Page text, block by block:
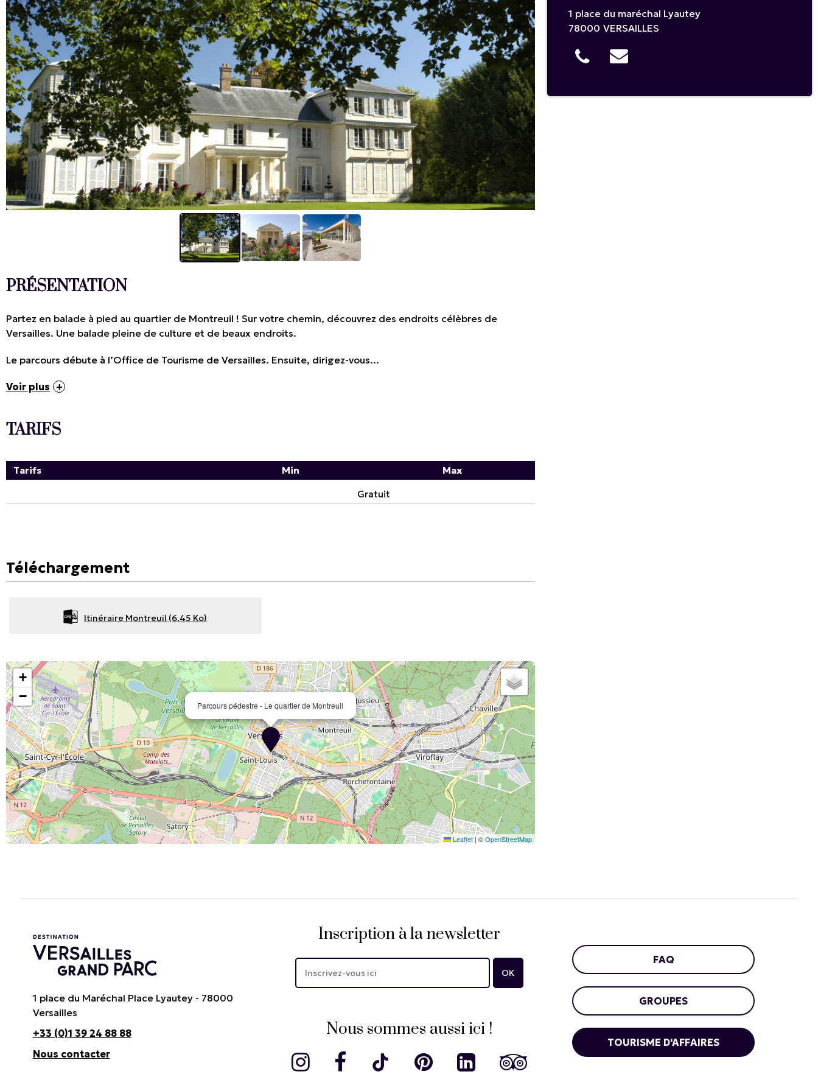
PRÉSENTATION
Partez en balade à pied au quartier de Montreuil ! Sur votre chemin, découvrez des endroits célèbres de
Versailles. Une balade pleine de culture et de beaux endroits.
Le parcours débute à l’Office de Tourisme de Versailles. Ensuite, dirigez-vous...
Voir plus
TARIFS
Tarifs Min Max
Gratuit
Téléchargement
Itinéraire Montreuil (6.45 Ko)
Parcours pédestre - Le quartier de Montreuil
+
−
Leaflet |©OpenStreetMap
1 place du maréchal Lyautey
78000 VERSAILLES
1 place du Maréchal Place Lyautey - 78000
Versailles
+33 (0)1 39 24 88 88
Nous contacter
Inscription à la newsletter
Nous sommes aussi ici !
FAQ
GROUPES
TOURISME D'AFFAIRES